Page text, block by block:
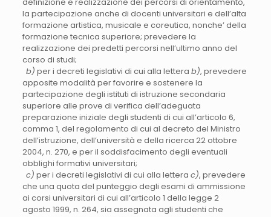
la partecipazione anche di docenti universitari e dell’alta
formazione artistica, musicale e coreutica, nonche’ della
formazione tecnica superiore; prevedere la
realizzazione dei predetti percorsi nell’ultimo anno del
corso di studi;
b) per i decreti legislativi di cui alla lettera b), prevedere
apposite modalità per favorire e sostenere la
partecipazione degli istituti di istruzione secondaria
superiore alle prove di verifica dell’adeguata
preparazione iniziale degli studenti di cui all’articolo 6,
comma 1, del regolamento di cui al decreto del Ministro
dell’istruzione, dell’università e della ricerca 22 ottobre
2004, n. 270, e per il soddisfacimento degli eventuali
obblighi formativi universitari;
c) per i decreti legislativi di cui alla lettera c), prevedere
che una quota del punteggio degli esami di ammissione
ai corsi universitari di cui all’articolo 1 della legge 2
agosto 1999, n. 264, sia assegnata agli studenti che